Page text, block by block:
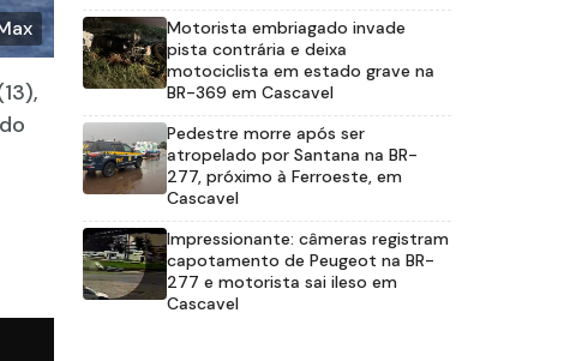
Motorista embriagado invade
pista contrária e deixa
motociclista em estado grave na
BR-369 em Cascavel
Pedestre morre após ser
atropelado por Santana na BR-
277, próximo à Ferroeste, em
Cascavel
Impressionante: câmeras registram
capotamento de Peugeot na BR-
277 e motorista sai ileso em
Cascavel